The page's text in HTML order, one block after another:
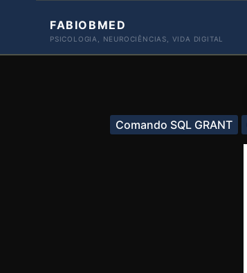
FABIOBMED
PSICOLOGIA, NEUROCIÊNCIAS, VIDA DIGITAL
Comando SQL GRANT